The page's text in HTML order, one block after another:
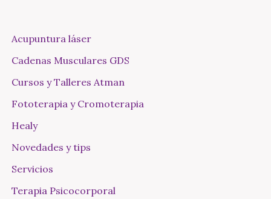
Acupuntura láser
Cadenas Musculares GDS
Cursos y Talleres Atman
Fototerapia y Cromoterapia
Healy
Novedades y tips
Servicios
Terapia Psicocorporal